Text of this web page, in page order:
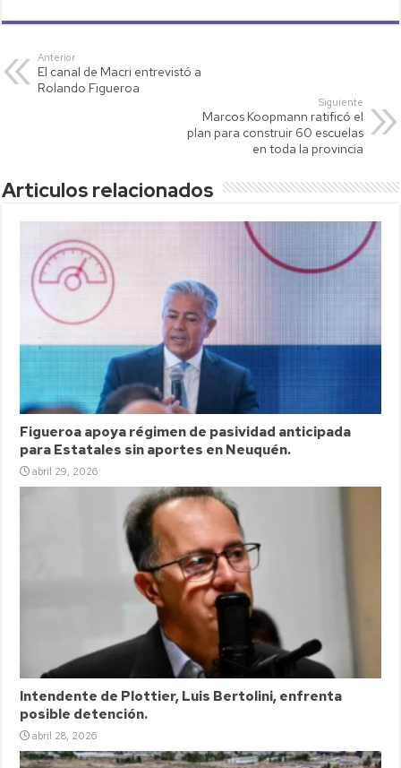
at
s
A
tt p
Li
ail m
ar
tir
Anterior
El canal de Macri entrevistó a
Rolando Figueroa
Siguiente
Marcos Koopmann ratificó el
plan para construir 60 escuelas
en toda la provincia
Articulos relacionados
Figueroa apoya régimen de pasividad anticipada
para Estatales sin aportes en Neuquén.
abril 29, 2026
Intendente de Plottier, Luis Bertolini, enfrenta
posible detención.
abril 28, 2026